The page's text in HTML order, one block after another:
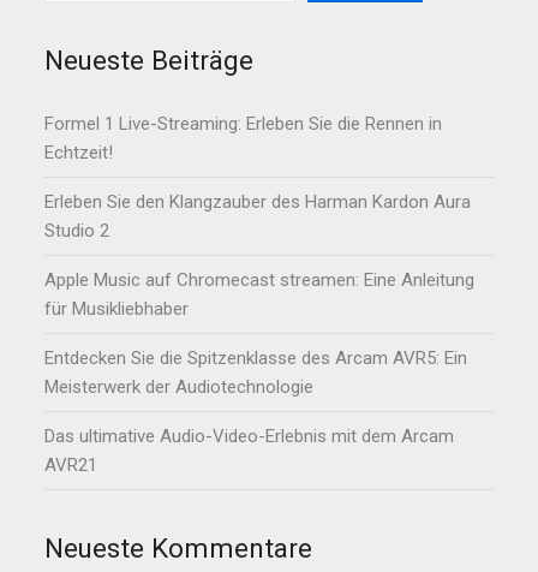
Neueste Beiträge
Formel 1 Live-Streaming: Erleben Sie die Rennen in
Echtzeit!
Erleben Sie den Klangzauber des Harman Kardon Aura
Studio 2
Apple Music auf Chromecast streamen: Eine Anleitung
für Musikliebhaber
Entdecken Sie die Spitzenklasse des Arcam AVR5: Ein
Meisterwerk der Audiotechnologie
Das ultimative Audio-Video-Erlebnis mit dem Arcam
AVR21
Neueste Kommentare